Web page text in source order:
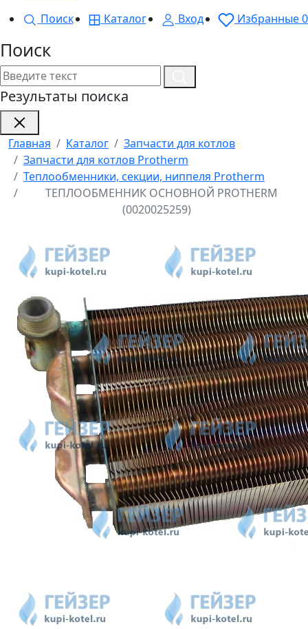
Поиск
Каталог Вход Избранные0
Поиск
Результаты поиска
Главная Каталог
Запчасти для котлов
Запчасти для котлов Protherm
Теплообменники, секции, ниппеля Protherm
ТЕПЛООБМЕННИК ОСНОВНОЙ PROTHERM
(0020025259)